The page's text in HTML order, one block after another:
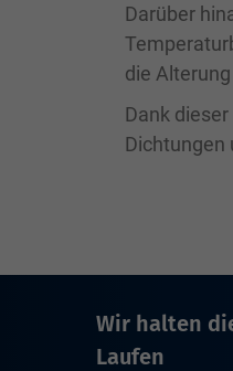
Darüber
die
Dank
Dichtungen
Wir halten
Laufen